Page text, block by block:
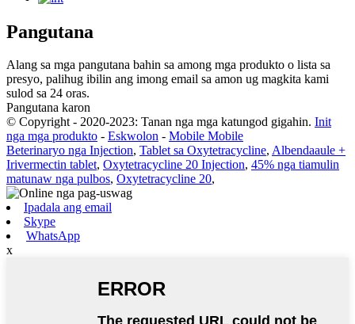
Pangutana
Alang sa mga pangutana bahin sa among mga produkto o lista sa
presyo, palihug ibilin ang imong email sa amon ug magkita kami
sulod sa 24 oras.
Pangutana karon
© Copyright - 2020-2023: Tanan nga mga katungod gigahin. Init
nga mga produkto - Eskwolon - Mobile Mobile
Beterinaryo nga Injection, Tablet sa Oxytetracycline, Albendaaule +
Irivermectin tablet, Oxytetracycline 20 Injection, 45% nga tiamulin
matunaw nga pulbos, Oxytetracycline 20,
Ipadala ang email
Skype
WhatsApp
x